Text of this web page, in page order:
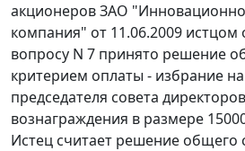
акционеров ЗАО
компания" от 11.06.2009
вопросу N 7 принято решение
критерием оплаты - избрание
председателя совета
вознаграждения в размере
Истец считает решение общего